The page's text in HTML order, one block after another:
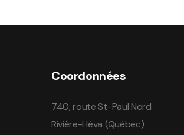
Coordonnées
740, route St-Paul Nord
Rivière-Héva (Québec)